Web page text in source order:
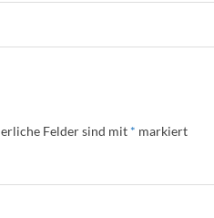
Felder sind mit * markiert